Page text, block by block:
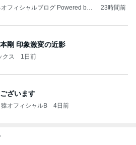
フィシャルブログ Powered by
23時間前
本剛 印象激変の近影
クス 1日前
ざいます
オフィシャルB 4日前